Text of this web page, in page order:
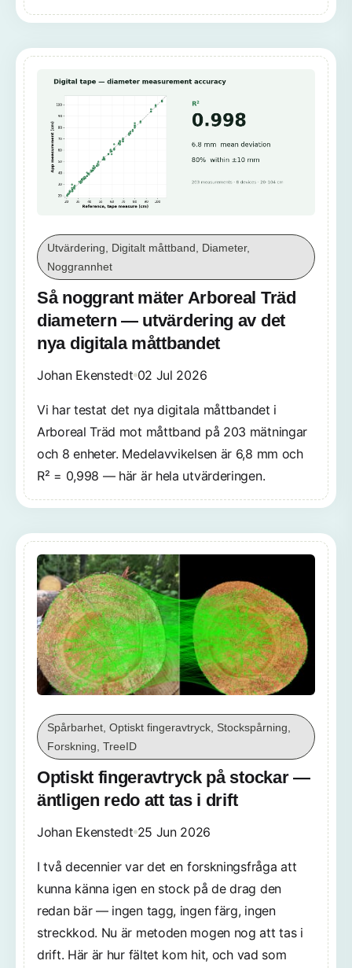
Utvärdering, Digitalt måttband, Diameter,
Noggrannhet
Så noggrant mäter Arboreal Träd
diametern — utvärdering av det
nya digitala måttbandet
Johan Ekenstedt 02 Jul 2026
Vi har testat det nya digitala måttbandet i
Arboreal Träd mot måttband på 203 mätningar
och 8 enheter. Medelavvikelsen är 6,8 mm och
R² = 0,998 — här är hela utvärderingen.
Spårbarhet, Optiskt fingeravtryck, Stockspårning,
Forskning, TreeID
Optiskt fingeravtryck på stockar —
äntligen redo att tas i drift
Johan Ekenstedt 25 Jun 2026
I två decennier var det en forskningsfråga att
kunna känna igen en stock på de drag den
redan bär — ingen tagg, ingen färg, ingen
streckkod. Nu är metoden mogen nog att tas i
drift. Här är hur fältet kom hit, och vad som